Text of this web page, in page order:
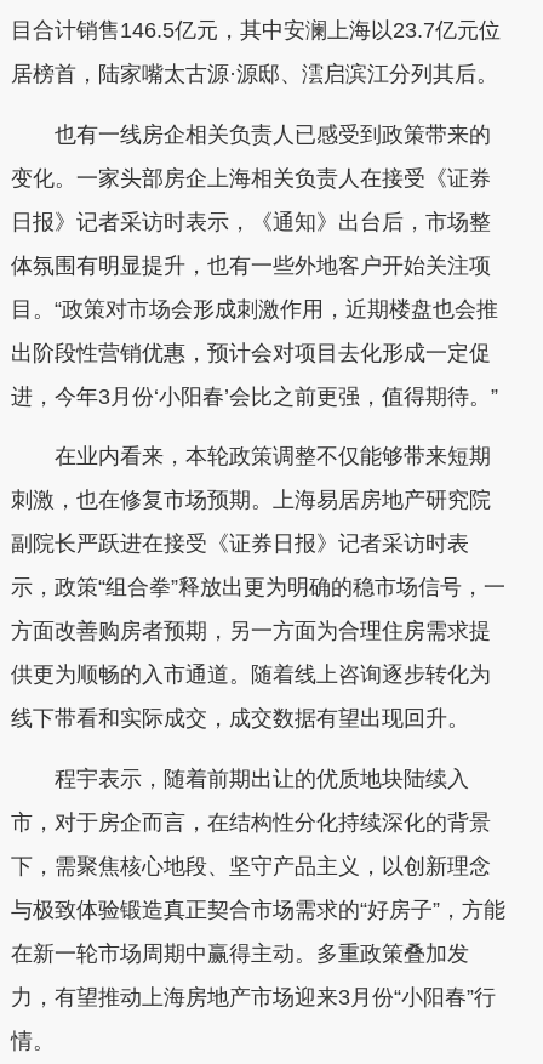
目合计销售146.5亿元，其中安澜上海以23.7亿元位
居榜首，陆家嘴太古源·源邸、澐启滨江分列其后。
也有一线房企相关负责人已感受到政策带来的
变化。一家头部房企上海相关负责人在接受《证券
日报》记者采访时表示，《通知》出台后，市场整
体氛围有明显提升，也有一些外地客户开始关注项
目。“政策对市场会形成刺激作用，近期楼盘也会推
出阶段性营销优惠，预计会对项目去化形成一定促
进，今年3月份‘小阳春’会比之前更强，值得期待。”
在业内看来，本轮政策调整不仅能够带来短期
刺激，也在修复市场预期。上海易居房地产研究院
副院长严跃进在接受《证券日报》记者采访时表
示，政策“组合拳”释放出更为明确的稳市场信号，一
方面改善购房者预期，另一方面为合理住房需求提
供更为顺畅的入市通道。随着线上咨询逐步转化为
线下带看和实际成交，成交数据有望出现回升。
程宇表示，随着前期出让的优质地块陆续入
市，对于房企而言，在结构性分化持续深化的背景
下，需聚焦核心地段、坚守产品主义，以创新理念
与极致体验锻造真正契合市场需求的“好房子”，方能
在新一轮市场周期中赢得主动。多重政策叠加发
力，有望推动上海房地产市场迎来3月份“小阳春”行
情。